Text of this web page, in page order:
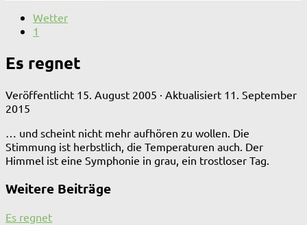
Wetter
1
Es regnet
Veröffentlicht 15. August 2005 · Aktualisiert 11. September
2015
… und scheint nicht mehr aufhören zu wollen. Die
Stimmung ist herbstlich, die Temperaturen auch. Der
Himmel ist eine Symphonie in grau, ein trostloser Tag.
Weitere Beiträge
Es regnet